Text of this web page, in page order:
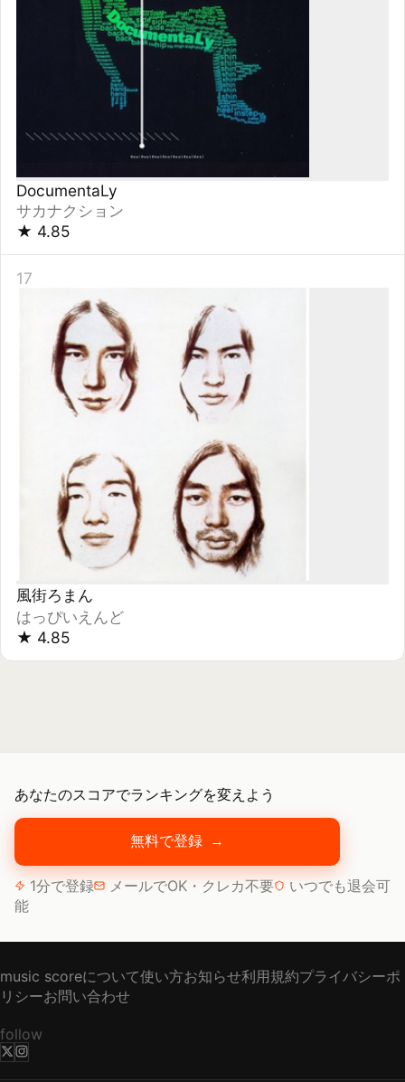
あなたのスコアでランキングを変えよう
無料で登録 →
1分で登録 メールでOK・クレカ不要
いつでも退会可
能
music scoreについて使い方お知らせ利用規約プライバシーポ
リシーお問い合わせ
follow